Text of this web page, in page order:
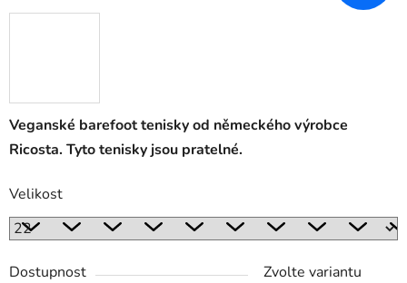
Veganské barefoot tenisky od německého výrobce
Ricosta. Tyto tenisky jsou pratelné.
Velikost
Dostupnost
Zvolte variantu